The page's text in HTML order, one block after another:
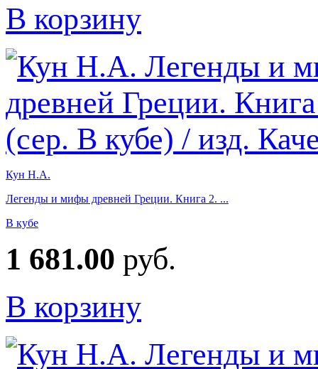
В корзину
Кун Н.А.
Легенды и мифы древней Греции. Книга 2. ...
В кубе
1 681.00 руб.
В корзину